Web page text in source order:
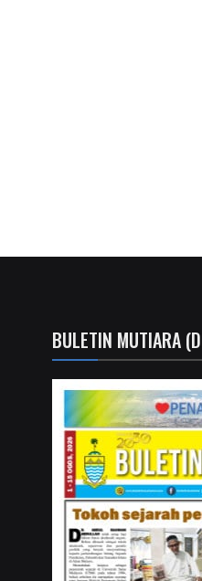
BULETIN MUTIARA